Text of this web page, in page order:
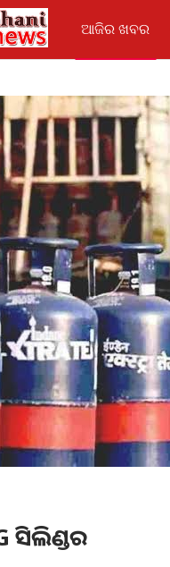
ଆଜିର ଖବର
ସିଲିଣ୍ଡର